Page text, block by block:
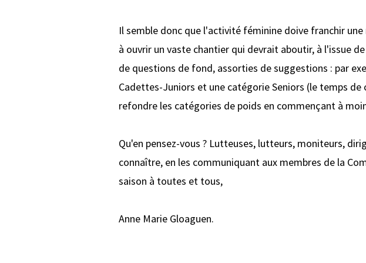
Il semble donc que l'activité féminine doive franchir
à ouvrir un vaste chantier qui devrait aboutir, à l'issue
de questions de fond, assorties de suggestions : par
Cadettes-Juniors et une catégorie Seniors (le temps
refondre les catégories de poids en commençant à
Qu'en pensez-vous ? Lutteuses, lutteurs, moniteurs,
connaître, en les communiquant aux membres de la
saison à toutes et tous,
Anne Marie Gloaguen.